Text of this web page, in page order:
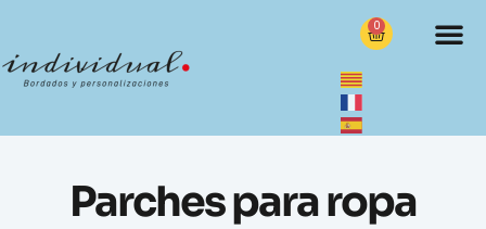
0
Parches para ropa